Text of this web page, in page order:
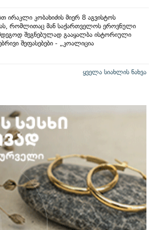
ირაკლი კობახიძის მიერ 8 აგვისტოს
რომლითაც მან საქართველოს ეროვნული
შეგნებულად გააყალბა ისტორიული
შეფასებები - „კოალიცია
ყველა სიახლის ნახვა